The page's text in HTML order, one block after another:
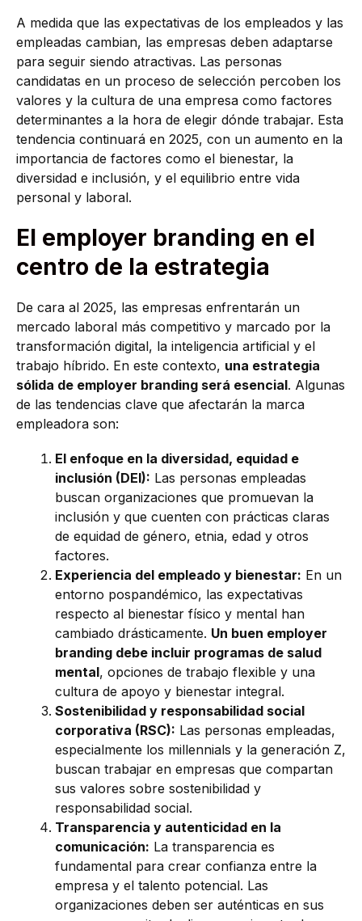
A medida que las expectativas de los empleados y las
empleadas cambian, las empresas deben adaptarse
para seguir siendo atractivas. Las personas
candidatas en un proceso de selección percoben los
valores y la cultura de una empresa como factores
determinantes a la hora de elegir dónde trabajar. Esta
tendencia continuará en 2025, con un aumento en la
importancia de factores como el bienestar, la
diversidad e inclusión, y el equilibrio entre vida
personal y laboral.
El employer branding en el
centro de la estrategia
De cara al 2025, las empresas enfrentarán un
mercado laboral más competitivo y marcado por la
transformación digital, la inteligencia artificial y el
trabajo híbrido. En este contexto, una estrategia
sólida de employer branding será esencial. Algunas
de las tendencias clave que afectarán la marca
empleadora son:
El enfoque en la diversidad, equidad e
inclusión (DEI): Las personas empleadas
buscan organizaciones que promuevan la
inclusión y que cuenten con prácticas claras
de equidad de género, etnia, edad y otros
factores.
Experiencia del empleado y bienestar: En un
entorno pospandémico, las expectativas
respecto al bienestar físico y mental han
cambiado drásticamente. Un buen employer
branding debe incluir programas de salud
mental, opciones de trabajo flexible y una
cultura de apoyo y bienestar integral.
Sostenibilidad y responsabilidad social
corporativa (RSC): Las personas empleadas,
especialmente los millennials y la generación Z,
buscan trabajar en empresas que compartan
sus valores sobre sostenibilidad y
responsabilidad social.
Transparencia y autenticidad en la
comunicación: La transparencia es
fundamental para crear confianza entre la
empresa y el talento potencial. Las
organizaciones deben ser auténticas en sus